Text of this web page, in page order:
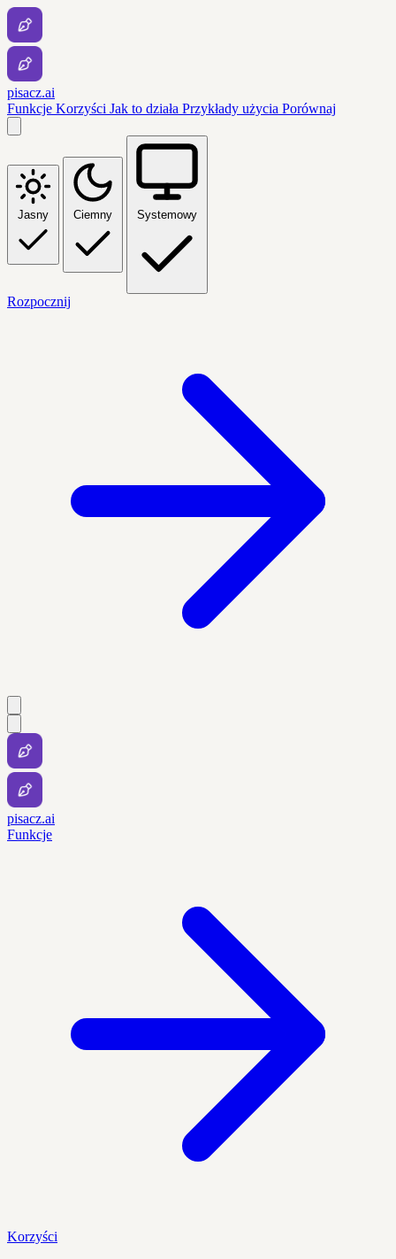
pisacz.ai
Funkcje Korzyści Jak to działa Przykłady użycia Porównaj
Jasny Ciemny Systemowy
Rozpocznij
pisacz.ai
Funkcje
Korzyści